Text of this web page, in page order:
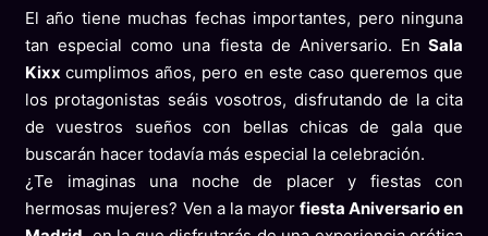
El año tiene muchas fechas importantes, pero ninguna
tan especial como una fiesta de Aniversario. En Sala
Kixxcumplimos años, pero en este caso queremos que
los protagonistas seáis vosotros, disfrutando de la cita
de vuestros sueños con bellas chicas de gala que
buscarán hacer todavía más especial la celebración.
¿Te imaginas una noche de placer y fiestas con
hermosas mujeres? Ven a la mayor fiesta Aniversario en